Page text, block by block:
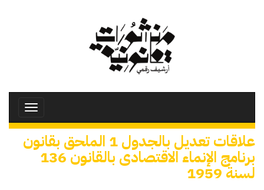
Toggle
علاقات تعديل بالجدول 1 الملحق بقانون
برنامج الإنماء الاقتصادى بالقانون 136
لسنة 1959